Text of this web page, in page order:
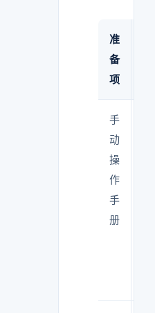
准
备
项
手
动
操
作
手
册